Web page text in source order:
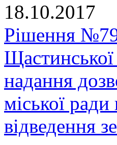
18.10.2017
Рішення
надання
міської
відведення